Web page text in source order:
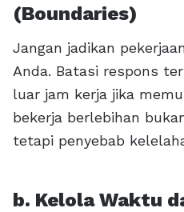
(Boundaries)
Jangan jadikan
Anda. Batasi respons
luar jam kerja jika
bekerja berlebihan
tetapi penyebab
b. Kelola Waktu